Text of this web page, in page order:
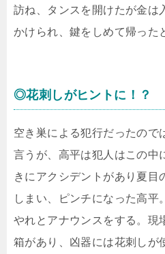
訪ね、タンスを開けたが金は
かけられ、鍵をしめて帰った
◎花刺しがヒントに！？
空き巣による犯行だったので
言うが、高平は犯人はこの中
きにアクシデントがあり夏目
しまい、ピンチになった高平
やれとアナウンスをする。現
箱があり、凶器には花刺しが